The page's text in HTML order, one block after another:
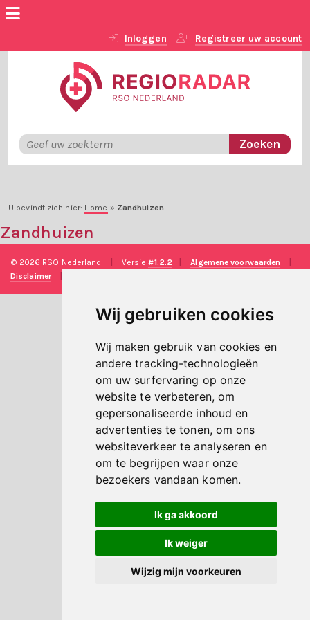
Wij gebruiken cookies
Wij maken gebruik van cookies en
andere tracking-technologieën
om uw surfervaring op onze
website te verbeteren, om
gepersonaliseerde inhoud en
advertenties te tonen, om ons
websiteverkeer te analyseren en
om te begrijpen waar onze
bezoekers vandaan komen.
Ik ga akkoord
Ik weiger
Wijzig mijn voorkeuren
Inloggen Registreer uw account
U bevindt zich hier: Home » Zandhuizen
Zandhuizen
© 2026 RSO Nederland Versie#1.2.2 Algemene voorwaarden
Disclaimer